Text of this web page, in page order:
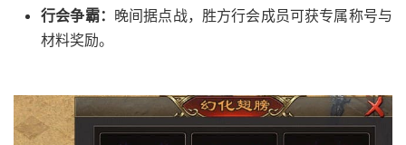
行会争霸： 晚间据点战，胜方行会成员可获专属称号与
材料奖励。